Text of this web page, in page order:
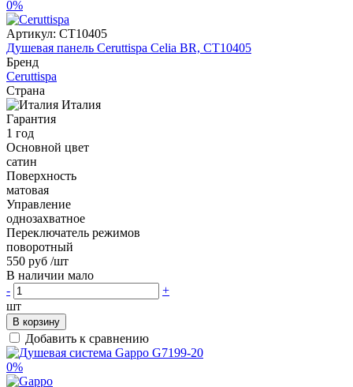
0%
Артикул: CT10405
Душевая панель Ceruttispa Celia BR, CT10405
Бренд
Ceruttispa
Страна
Италия
Гарантия
1 год
Основной цвет
сатин
Поверхность
матовая
Управление
однозахватное
Переключатель режимов
поворотный
550 руб /шт
В наличии мало
-
+
шт
В корзину
Добавить к сравнению
0%